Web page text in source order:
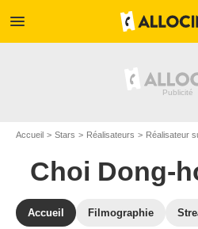
menu
Accueil Stars Réalisateurs Réalisateur
Choi Dong-
Accueil Filmographie